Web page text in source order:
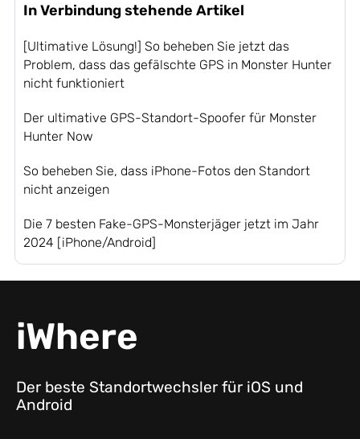
In Verbindung stehende Artikel
[Ultimative Lösung!] So beheben Sie jetzt das
Problem, dass das gefälschte GPS in Monster Hunter
nicht funktioniert
Der ultimative GPS-Standort-Spoofer für Monster
Hunter Now
So beheben Sie, dass iPhone-Fotos den Standort
nicht anzeigen
Die 7 besten Fake-GPS-Monsterjäger jetzt im Jahr
2024 [iPhone/Android]
iWhere
Der beste Standortwechsler für iOS und
Android